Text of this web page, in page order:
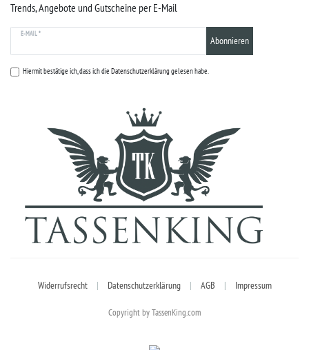
Trends, Angebote und Gutscheine per E-Mail
E-MAIL *
Abonnieren
Hiermit bestätige ich, dass ich die Datenschutzerklärunggelesen habe.
Widerrufsrecht | Datenschutzerklärung | AGB | Impressum
Copyright by TassenKing.com